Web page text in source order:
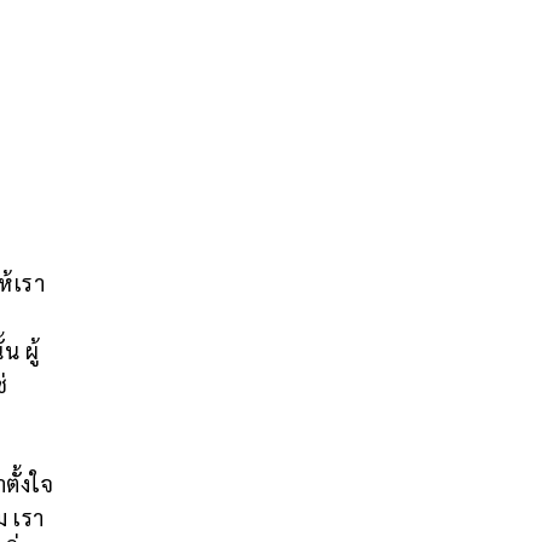
เรา
น ผู้
งใจ
รา